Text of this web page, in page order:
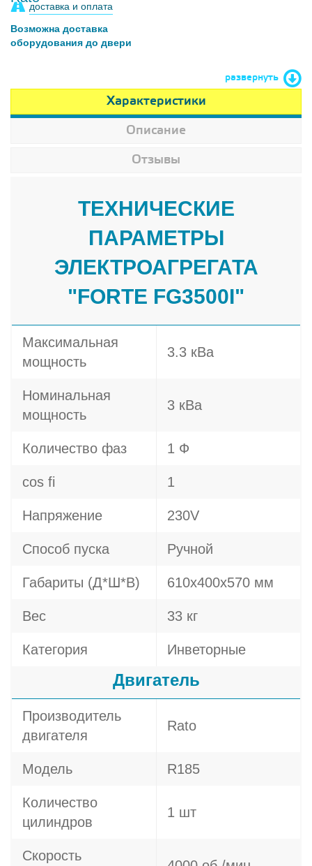
доставка и оплата
Возможна доставка
оборудования до двери
развернуть
Характеристики
Описание
Отзывы
ТЕХНИЧЕСКИЕ
ПАРАМЕТРЫ
ЭЛЕКТРОАГРЕГАТА
"FORTE FG3500I"
Максимальная
мощность
3.3 кВа
Номинальная
мощность
3 кВа
Количество фаз 1 Ф
cos fi 1
Напряжение 230V
Способ пуска Ручной
Габариты (Д*Ш*В) 610х400х570 мм
Вес 33 кг
Категория Инветорные
Двигатель
Производитель
двигателя
Rato
Модель R185
Количество
цилиндров
1 шт
Скорость